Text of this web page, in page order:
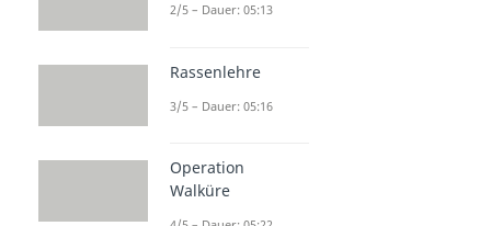
2/5 – Dauer: 05:13
Rassenlehre
3/5 – Dauer: 05:16
Operation
Walküre